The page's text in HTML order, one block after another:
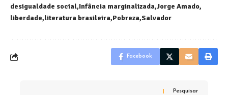
desigualdade social Infância marginalizada Jorge Amado
liberdade literatura brasileira Pobreza Salvador
Facebook
Pesquisar